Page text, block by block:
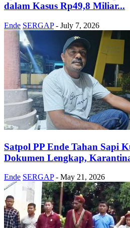
dalam Kasus Rp49,8 Miliar...
Ende SERGAP - July 7, 2026
Satpol PP Ende Tahan Sapi
Dokumen Lengkap,
Ende SERGAP - May 21, 2026